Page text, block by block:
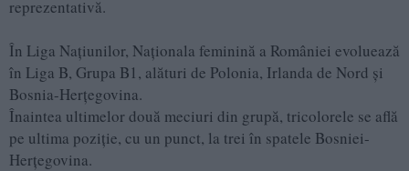
reprezentativă.
În Liga Națiunilor, Naționala feminină a României evoluează
în Liga B, Grupa B1, alături de Polonia, Irlanda de Nord și
Bosnia-Herțegovina.
Înaintea ultimelor două meciuri din grupă, tricolorele se află
pe ultima poziție, cu un punct, la trei în spatele Bosniei-
Herțegovina.